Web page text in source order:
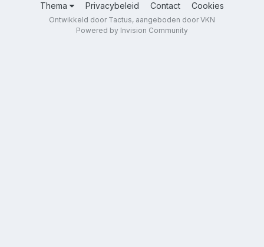
Thema Privacybeleid Contact Cookies
Ontwikkeld door Tactus, aangeboden door VKN
Powered by Invision Community